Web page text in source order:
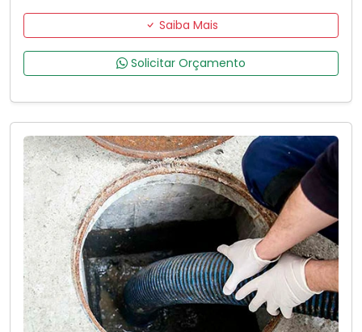
Saiba Mais
Solicitar Orçamento